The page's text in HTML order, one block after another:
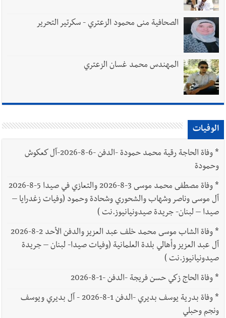
الصحافية منى محمود الزعتري - سكرتير التحرير
المهندس محمد غسان الزعتري
الوفيات
*
وفاة الحاجة رقية محمد حمودة -الدفن -6-8-2026-آل كعكوش
وحمودة
*
وفاة مصطفى محمد موسى 3-8-2026 والتعازي في صيدا 5-8-2026
آل موسى وناصر وشهاب والشحوري وشحادة وحمود (وفيات زغدرايا –
صيدا – لبنان- جريدة صيدونيانيوز.نت )
*
وفاة الشاب موسى محمد خلف عبد العزيز والدفن الأحد 2-8-2026
آل عبد العزيز وأهالي بلدة العلمانية (وفيات صيدا- لبنان – جريدة
صيدونيانيوز.نت )
*وفاة الحاج زكي حسن فريجة -الدفن -1-8-2026
*
وفاة بدرية يوسف بديري -الدفن 1-8-2026 - آل بديري ويوسف
ونجم وحبلي